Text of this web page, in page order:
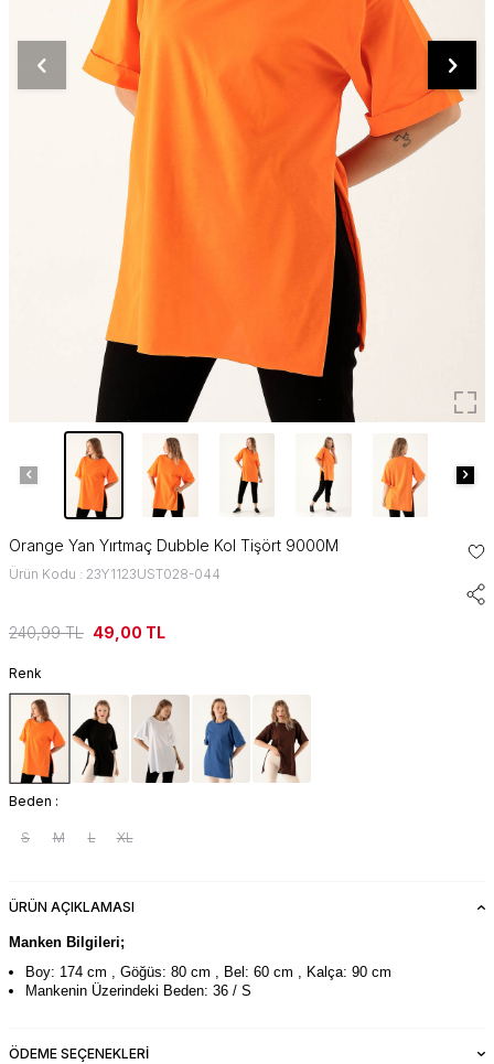
Orange Yan Yırtmaç Dubble Kol Tişört 9000M
Ürün Kodu : 23Y1123UST028-044
240,99TL 49,00 TL
Renk
Beden :
S M L XL
ÜRÜN AÇIKLAMASI
Manken Bilgileri;
Boy: 174 cm , Göğüs: 80 cm , Bel: 60 cm , Kalça: 90 cm
Mankenin Üzerindeki Beden: 36 / S
ÖDEME SEÇENEKLERI